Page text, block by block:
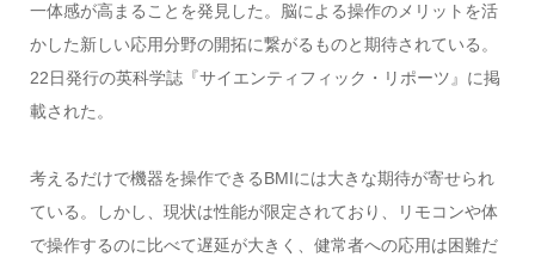
一体感が高まることを発見した。脳による操作のメリットを活
かした新しい応用分野の開拓に繋がるものと期待されている。
22日発行の英科学誌『サイエンティフィック・リポーツ』に掲
載された。
考えるだけで機器を操作できるBMIには大きな期待が寄せられ
ている。しかし、現状は性能が限定されており、リモコンや体
で操作するのに比べて遅延が大きく、健常者への応用は困難だ